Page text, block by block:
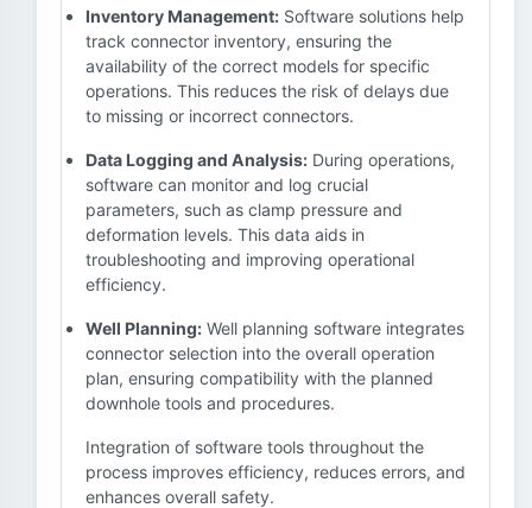
Inventory Management: Software solutions help
track connector inventory, ensuring the
availability of the correct models for specific
operations. This reduces the risk of delays due
to missing or incorrect connectors.
Data Logging and Analysis: During operations,
software can monitor and log crucial
parameters, such as clamp pressure and
deformation levels. This data aids in
troubleshooting and improving operational
efficiency.
Well Planning: Well planning software integrates
connector selection into the overall operation
plan, ensuring compatibility with the planned
downhole tools and procedures.
Integration of software tools throughout the
process improves efficiency, reduces errors, and
enhances overall safety.